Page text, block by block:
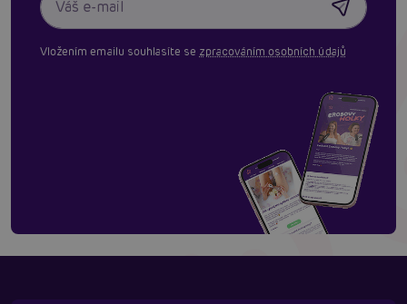
Vložením emailu souhlasíte se zpracováním osobních údajů